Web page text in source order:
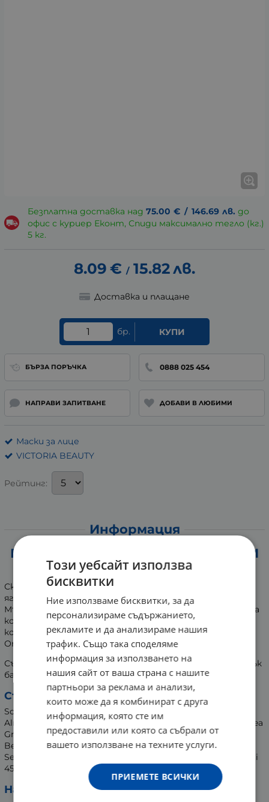
Безплатна доставка над 75.00 € / 146.69 лв. до
офис с куриер Еконт, Спиди максимално тегло (кг.)
5 кг.
8.09 € / 15.82лв.
Доставка и плащане
бр. КУПИ
БЪРЗА ПОРЪЧКА 0888 025 454
НАПРАВИ ЗАПИТВАНЕ ДОБАВИ В ЛЮБИМИ
Маски за лице
VICTORIA BEAUTY
Рейтинг:
Информация
ВИКТОРИЯ БЮТИ СКРАБ ЗА ЛИЦЕ И
ТЯЛО ЯГОДА 400 г 0771253
Скръб за лице и тяло с неустоим аромат на свежи
ягоди и ванилия. Формулиран е със 100% чиста сол от
Мъртво море. Ексфолира мъртвите клетки, съживява
кожата и я оставя гладка и мека. Обогатен с 5 масла,
които ще се погрижат за вашето лице и тяло.
Отдайте се на истинско сетивно блаженство!
Съдържа масла от кокос, какао, авокадо, жожоба, сладък
бадем.
Състав:
Sodium Chloride, Prunus Amygdalus Dulcis Oil (Sweet
Almond) Oil, Simmondsia, Chinensis Seed (Jojoba) Oil, Persea
Gratissima (Avocado) Oil, Parfum, Aqua, Cocamidopropyl
Betaine, Cocos Nucifera (Coconut) Oil, Theobroma Cacao
Seed (Cocoa) Butter, Tocopheryl Acetate (Vivamin E), Bht, Ci
45100.
Начин на употреба:
Този уебсайт използва
бисквитки
Ние използваме бисквитки, за да
персонализираме съдържанието,
рекламите и да анализираме нашия
трафик. Също така споделяме
информация за използването на
нашия сайт от ваша страна с нашите
партньори за реклама и анализи,
които може да я комбинират с друга
информация, която сте им
предоставили или която са събрали от
вашето използване на техните услуги.
ПРИЕМЕТЕ ВСИЧКИ